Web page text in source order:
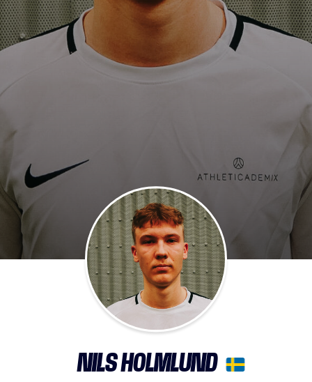
NILS HOLMLUND